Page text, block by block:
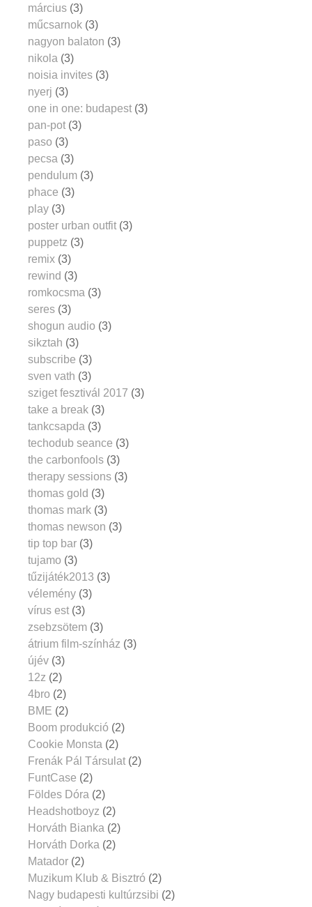
március (3)
műcsarnok (3)
nagyon balaton (3)
nikola (3)
noisia invites (3)
nyerj (3)
one in one: budapest (3)
pan-pot (3)
paso (3)
pecsa (3)
pendulum (3)
phace (3)
play (3)
poster urban outfit (3)
puppetz (3)
remix (3)
rewind (3)
romkocsma (3)
seres (3)
shogun audio (3)
sikztah (3)
subscribe (3)
sven vath (3)
sziget fesztivál 2017 (3)
take a break (3)
tankcsapda (3)
techodub seance (3)
the carbonfools (3)
therapy sessions (3)
thomas gold (3)
thomas mark (3)
thomas newson (3)
tip top bar (3)
tujamo (3)
tűzijáték2013 (3)
vélemény (3)
vírus est (3)
zsebzsötem (3)
átrium film-színház (3)
újév (3)
12z (2)
4bro (2)
BME (2)
Boom produkció (2)
Cookie Monsta (2)
Frenák Pál Társulat (2)
FuntCase (2)
Földes Dóra (2)
Headshotboyz (2)
Horváth Bianka (2)
Horváth Dorka (2)
Matador (2)
Muzikum Klub & Bisztró (2)
Nagy budapesti kultúrzsibi (2)